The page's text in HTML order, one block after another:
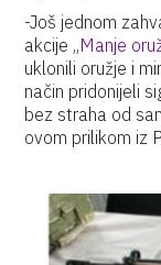
-Još jednom
akcije „Manje
uklonili oružje i
način pridonijeli
bez straha od
ovom prilikom iz